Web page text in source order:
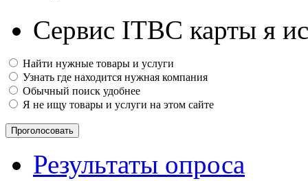
Сервис ITBC карты я
Найти нужные товары и услуги
Узнать где находится нужная компания
Обычный поиск удобнее
Я не ищу товары и услуги на этом сайте
Результаты опроса